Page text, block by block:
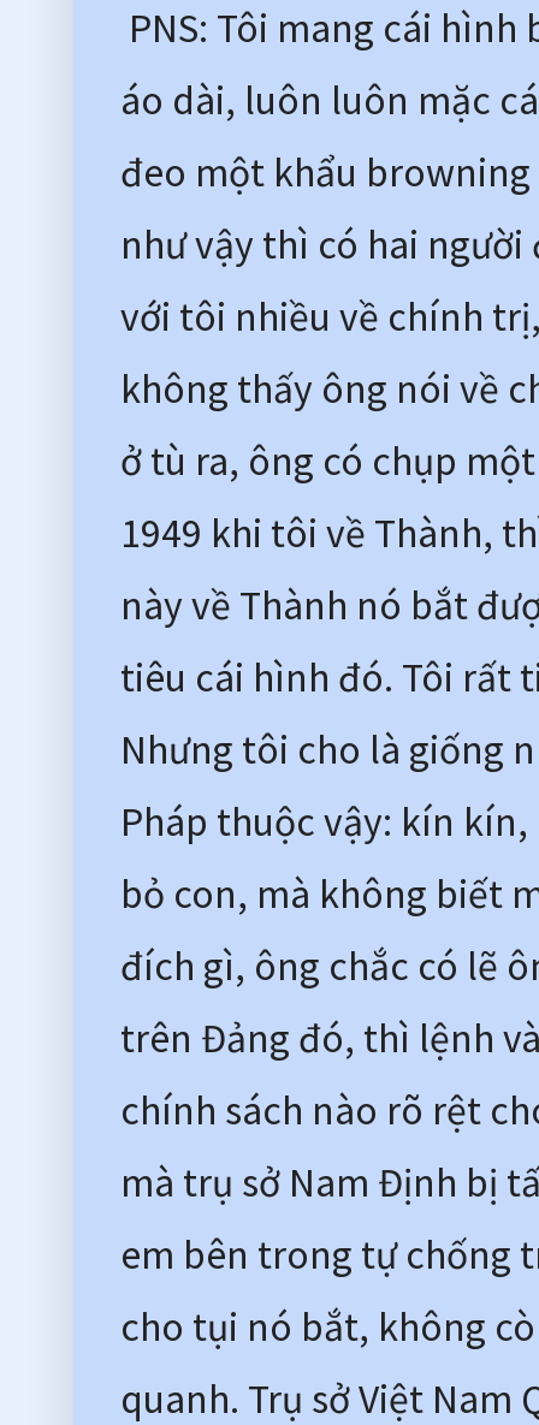
PNS: Tôi mang cái
áo dài, luôn luôn mặc
đeo một khẩu
như vậy thì có hai
với tôi nhiều về chính
không thấy ông nói về
ở tù ra, ông có chụp
1949 khi tôi về Thành,
này về Thành nó bắt
tiêu cái hình đó. Tôi rất
Nhưng tôi cho là giống
Pháp thuộc vậy: kín
bỏ con, mà không biết
đích gì, ông chắc có lẽ
trên Đảng đó, thì lệnh
chính sách nào rõ rệt
mà trụ sở Nam Định bị
em bên trong tự chống
cho tụi nó bắt, không
quanh. Trụ sở Việt Nam